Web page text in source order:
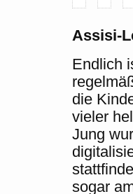
Assisi-
Endlich
die
vieler
Jung
sogar